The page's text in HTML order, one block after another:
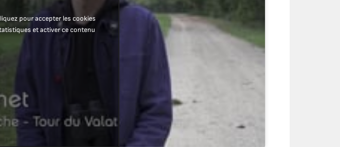
pour accepter les cookies
et activer ce contenu